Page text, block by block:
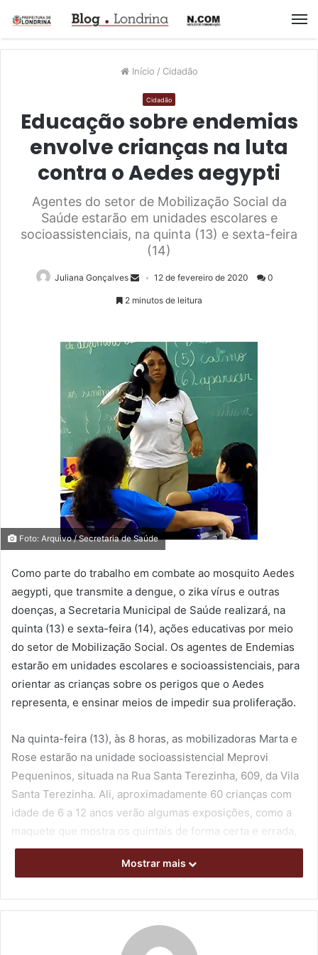
Início / Cidadão
Cidadão
Educação sobre endemias
envolve crianças na luta
contra o Aedes aegypti
Agentes do setor de Mobilização Social da
Saúde estarão em unidades escolares e
socioassistenciais, na quinta (13) e sexta-feira
(14)
Juliana Gonçalves 12 de fevereiro de 2020 0
2 minutos de leitura
Foto: Arquivo / Secretaria de Saúde
Como parte do trabalho em combate ao mosquito Aedes
aegypti, que transmite a dengue, o zika vírus e outras
doenças, a Secretaria Municipal de Saúde realizará, na
quinta (13) e sexta-feira (14), ações educativas por meio
do setor de Mobilização Social. Os agentes de Endemias
estarão em unidades escolares e socioassistenciais, para
orientar as crianças sobre os perigos que o Aedes
representa, e ensinar meios de impedir sua proliferação.
Na quinta-feira (13), às 8 horas, as mobilizadoras Marta e
Rose estarão na unidade socioassistencial Meprovi
Pequeninos, situada na Rua Santa Terezinha, 609, da Vila
Santa Terezinha. Ali, aproximadamente 60 crianças com
idade de 6 a 12 anos verão algumas exposições, como a
maquete que mostra os quintais de forma certa e errada,
ou seja, com e sem possíveis criadouros do mosquito
transmissor da dengue.
As mobilizadoras irão levar também o larvário, que mostra
o Aedes em diferentes estágios do seu ciclo de vida. “Ao
observar essa exposição, as crianças tiram suas dúvidas e
Mostrar mais